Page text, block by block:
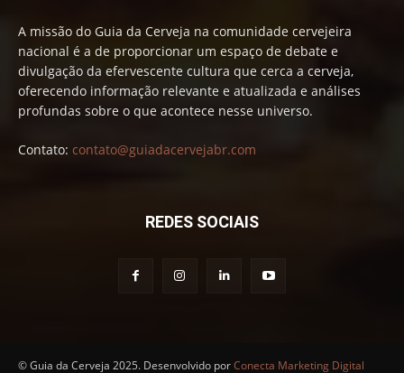
A missão do Guia da Cerveja na comunidade cervejeira
nacional é a de proporcionar um espaço de debate e
divulgação da efervescente cultura que cerca a cerveja,
oferecendo informação relevante e atualizada e análises
profundas sobre o que acontece nesse universo.
Contato: contato@guiadacervejabr.com
REDES SOCIAIS
© Guia da Cerveja 2025. Desenvolvido porConecta Marketing Digital